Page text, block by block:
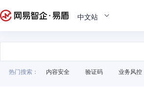
中文站
热门搜索： 内容安全 验证码 业务风控